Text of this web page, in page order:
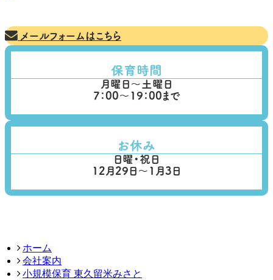
メールフォームはこちら
保育時間
月曜日～土曜日
7：00～19：00まで
お休み
日曜・祝日
12月29日～1月3日
ホーム
会社案内
小規模保育 東久留米みさと